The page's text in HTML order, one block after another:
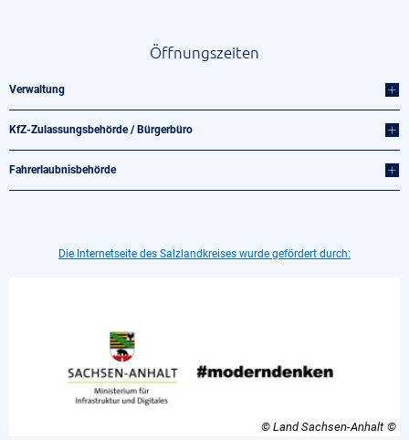
Öffnungszeiten
Verwaltung
KfZ-Zulassungsbehörde / Bürgerbüro
Fahrerlaubnisbehörde
Die Internetseite des Salzlandkreises wurde gefördert durch:
© Land Sachsen-Anhalt